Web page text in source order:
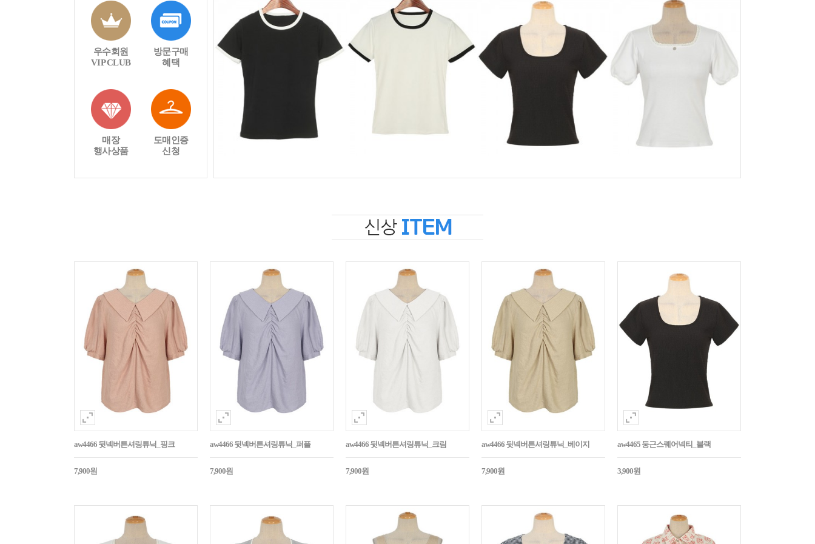
우수회원
VIP CLUB
방문구매
혜택
매장
행사상품
도매인증
신청
aw4466 뒷넥버튼셔링튜닉_핑크
7,900원
aw4466 뒷넥버튼셔링튜닉_퍼플
7,900원
aw4466 뒷넥버튼셔링튜닉_크림
7,900원
aw4466 뒷넥버튼셔링튜닉_베이지
7,900원
aw4465 둥근스퀘어넥티_블랙
3,900원